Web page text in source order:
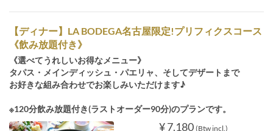
【ディナー】LA BODEGA名古屋限定!プリフィクスコース
《飲み放題付き》
《選べてうれしいお得なメニュー》
タパス・メインディッシュ・パエリャ、そしてデザートまで
お好きな組み合わせでお楽しみいただけます♪
※120分飲み放題付き(ラストオーダー90分)のプランです。
¥ 7.180 (Btw incl.)